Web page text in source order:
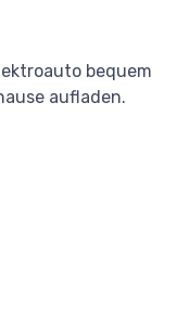
bequem
aufladen.